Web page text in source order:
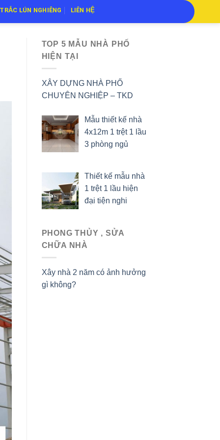
LÚN NGHIÊNG LIÊN HỆ
TOP 5 MẪU NHÀ PHỐ
HIỆN TẠI
XÂY DỰNG NHÀ PHỐ
CHUYÊN NGHIỆP – TKD
Mẫu thiết kế nhà
4x12m 1 trệt 1 lầu
3 phòng ngủ
Thiết kế mẫu nhà
1 trệt 1 lầu hiện
đại tiện nghi
PHONG THỦY , SỬA
CHỮA NHÀ
Xây nhà 2 năm có ảnh hưởng
gì không?